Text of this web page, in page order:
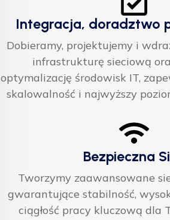
Integracja, doradztwo
Dobieramy, projektujemy i
infrastrukturę sieciową
optymalizację środowisk IT,
skalowalność i najwyższy
Bezpieczna
Tworzymy zaawansowane
gwarantujące stabilność,
ciągłość pracy kluczową dla